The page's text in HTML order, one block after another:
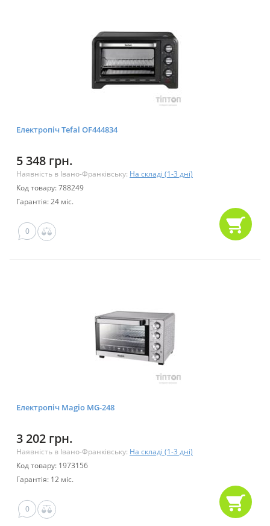
Електропіч Tefal OF444834
5 348 грн.
Наявність в Івано-Франківську: На складі (1-3 дні)
Код товару: 788249
Гарантія: 24 міс.
0
Електропіч Magio МG-248
3 202 грн.
Наявність в Івано-Франківську: На складі (1-3 дні)
Код товару: 1973156
Гарантія: 12 міс.
0